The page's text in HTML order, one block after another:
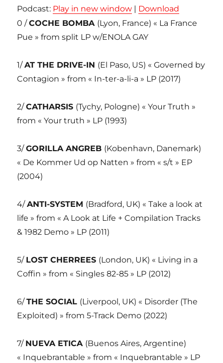
Podcast: Play in new window | Download
0 /COCHE BOMBA (Lyon, France) « La France
Pue » from split LP w/ENOLA GAY
1/AT THE DRIVE-IN (El Paso, US) « Governed by
Contagion » from « In-ter-a-li-a » LP (2017)
2/CATHARSIS (Tychy, Pologne) « Your Truth »
from « Your truth » LP (1993)
3/GORILLA ANGREB (Kobenhavn, Danemark)
« De Kommer Ud op Natten » from « s/t » EP
(2004)
4/ANTI-SYSTEM (Bradford, UK) « Take a look at
life » from « A Look at Life + Compilation Tracks
& 1982 Demo » LP (2011)
5/ LOST CHERREES (London, UK) « Living in a
Coffin » from « Singles 82-85 » LP (2012)
6/THE SOCIAL (Liverpool, UK) « Disorder (The
Exploited) » from 5-Track Demo (2022)
7/ NUEVA ETICA (Buenos Aires, Argentine)
« Inquebrantable » from « Inquebrantable » LP